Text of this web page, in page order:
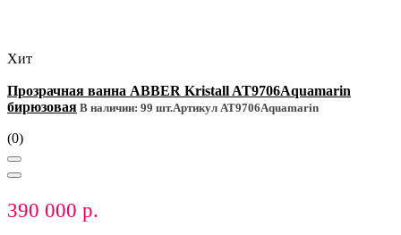
Хит
Прозрачная ванна ABBER Kristall AT9706Aquamarin
бирюзовая В наличии: 99 шт.Артикул AT9706Aquamarin
(0)
390 000 р.